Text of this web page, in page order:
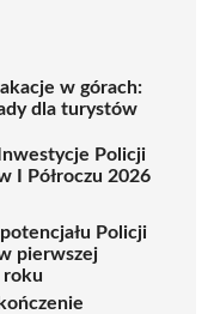
w górach:
dla turystów
Policji
I Półroczu 2026
Policji
pierwszej
roku